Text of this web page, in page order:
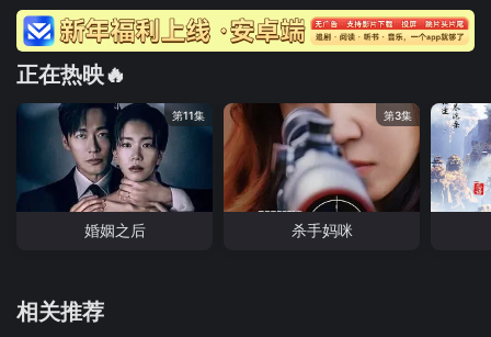
正在热映🔥
第11集
婚姻之后
第3集
杀手妈咪
相关推荐